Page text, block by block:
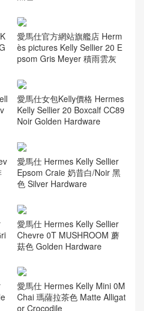
ès pictures Kelly Sellier 20 E
psom Gris Meyer 積雨雲灰
Kelly Sellier 20 Boxcalf CC89
Noir Golden Hardware
Epsom Craie 奶昔白/Noir 黑
色 Silver Hardware